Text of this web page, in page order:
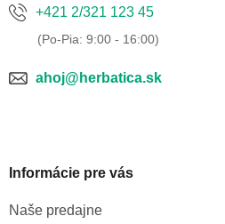
+421 2/321 123 45
ahoj@herbatica.sk
Informácie pre vás
Naše predajne